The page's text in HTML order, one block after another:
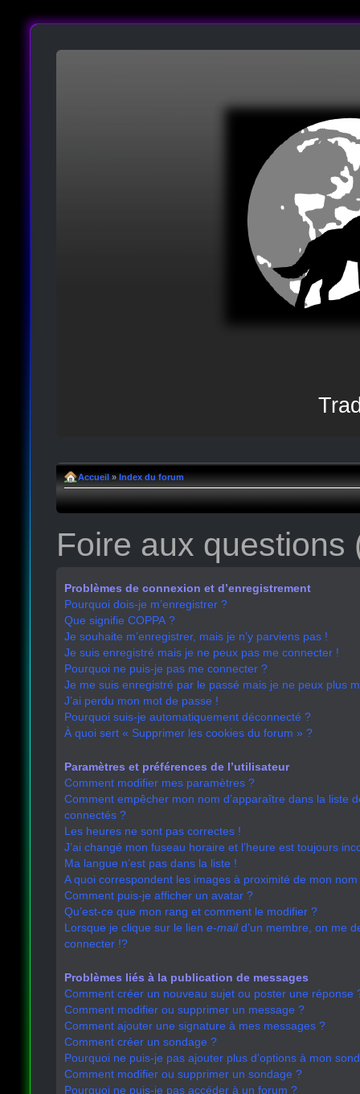
Accueil » Index du forum
Foire aux
Problèmes de connexion et d’enregistrement
Pourquoi dois-je m’enregistrer ?
Que signifie COPPA ?
Je souhaite m’enregistrer, mais je n’y parviens pas !
Je suis enregistré mais je ne peux pas me connecter !
Pourquoi ne puis-je pas me connecter ?
Je me suis enregistré par le passé mais je ne peux plus
J’ai perdu mon mot de passe !
Pourquoi suis-je automatiquement déconnecté ?
À quoi sert « Supprimer les cookies du forum » ?
Paramètres et préférences de l’utilisateur
Comment modifier mes paramètres ?
Comment empêcher mon nom d’apparaître dans la liste
connectés ?
Les heures ne sont pas correctes !
J’ai changé mon fuseau horaire et l’heure est toujours
Ma langue n’est pas dans la liste !
A quoi correspondent les images à proximité de mon nom
Comment puis-je afficher un avatar ?
Qu’est-ce que mon rang et comment le modifier ?
Lorsque je clique sur le lien e-maild’un membre, on me
connecter !?
Problèmes liés à la publication de messages
Comment créer un nouveau sujet ou poster une réponse
Comment modifier ou supprimer un message ?
Comment ajouter une signature à mes messages ?
Comment créer un sondage ?
Pourquoi ne puis-je pas ajouter plus d’options à mon
Comment modifier ou supprimer un sondage ?
Pourquoi ne puis-je pas accéder à un forum ?